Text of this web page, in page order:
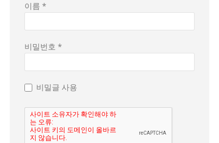
이름 *
비밀번호 *
비밀글 사용